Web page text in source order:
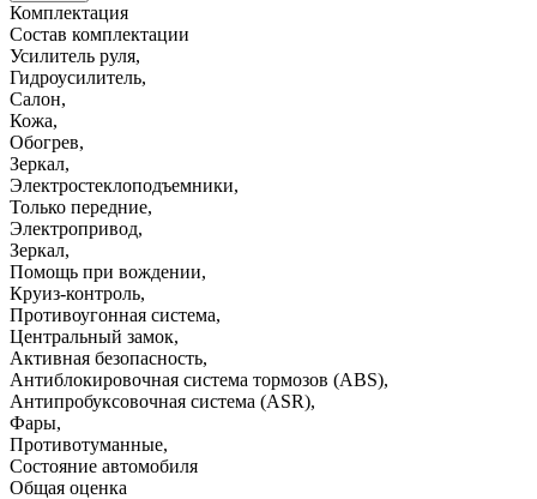
Комплектация
Состав комплектации
Усилитель руля,
Гидроусилитель,
Салон,
Кожа,
Обогрев,
Зеркал,
Электростеклоподъемники,
Только передние,
Электропривод,
Зеркал,
Помощь при вождении,
Круиз-контроль,
Противоугонная система,
Центральный замок,
Активная безопасность,
Антиблокировочная система тормозов (ABS),
Антипробуксовочная система (ASR),
Фары,
Противотуманные,
Состояние автомобиля
Общая оценка